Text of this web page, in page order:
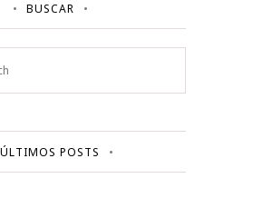
BUSCAR
ÚLTIMOS POSTS